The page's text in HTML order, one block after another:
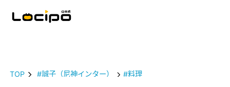
TOP #誠子（尼神インター） #料理